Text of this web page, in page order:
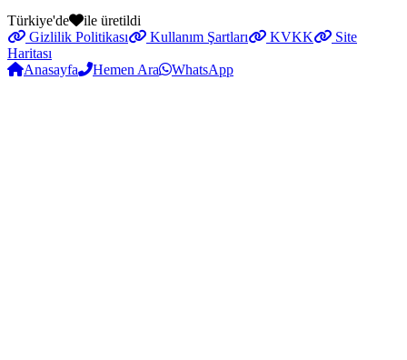
Türkiye'de
ile üretildi
Gizlilik Politikası
Kullanım Şartları KVKK
Site
Haritası
Anasayfa
Hemen Ara WhatsApp